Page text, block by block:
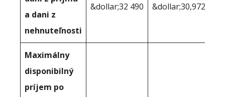
a dani z
nehnuteľnosti
&dollar;32 490 &dollar;30,972
Maximálny
disponibilný
príjem po